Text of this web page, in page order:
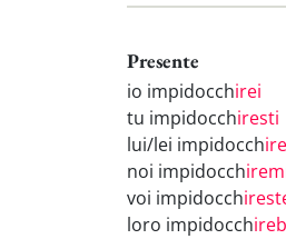
Presente
io impidocchirei
tu impidocchiresti
lui/lei impidocch
noi impidocch
voi impidocch
loro impidocch